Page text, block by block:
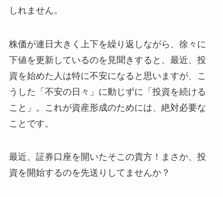
しれません。
株価が連日大きく上下を繰り返しながら、徐々に
下値を更新しているのを見聞きすると、最近、投
資を始めた人は特に不安になると思いますが、こ
うした「不安の日々」に動じずに「投資を続ける
こと」。これが資産形成のためには、絶対必要な
ことです。
最近、証券口座を開いたそこの貴方！まさか、投
資を開始するのを先送りしてませんか？